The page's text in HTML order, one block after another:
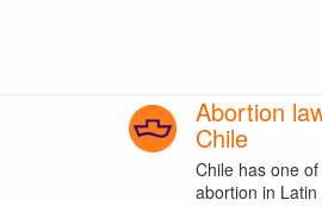
Abortion
Chile
Chile has one
abortion in